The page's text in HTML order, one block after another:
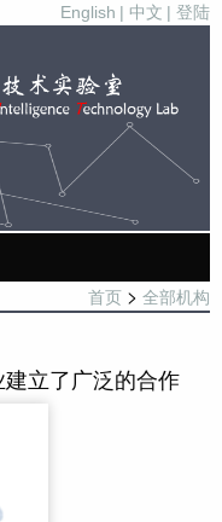
English | 中文 | 登陆
首页 > 全部机构
立了广泛的合作